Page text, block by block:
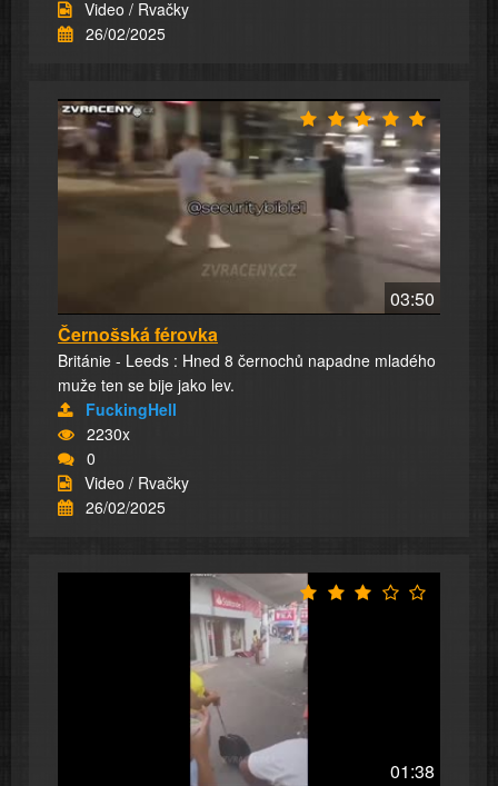
Video / Rvačky
26/02/2025
03:50
Černošská férovka
Británie - Leeds : Hned 8 černochů napadne mladého
muže ten se bije jako lev.
FuckingHell
2230x
0
Video / Rvačky
26/02/2025
01:38